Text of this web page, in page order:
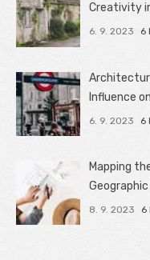
Creativity
6. 9. 2023 6
Influence
6. 9. 2023 6
Mapping
8. 9. 2023 6